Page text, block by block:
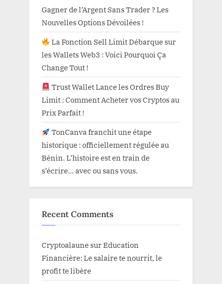
Gagner de l’Argent Sans Trader ? Les
Nouvelles Options Dévoilées !
La Fonction Sell Limit Débarque sur
les Wallets Web3 : Voici Pourquoi Ça
Change Tout !
Trust Wallet Lance les Ordres Buy
Limit : Comment Acheter vos Cryptos au
Prix Parfait !
TonCanva franchit une étape
historique : officiellement régulée au
Bénin. L’histoire est en train de
s’écrire… avec ou sans vous.
Recent Comments
Cryptoalaune surEducation
Financière: Le salaire te nourrit, le
profit te libère